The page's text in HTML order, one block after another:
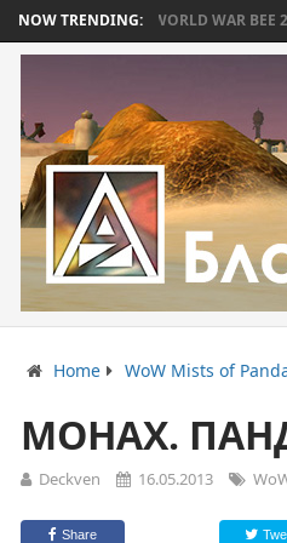
NOW TRENDING:
WORLD WAR BEE 2. ЧАСТЬ
Home WoW Mists of
МОНАХ.
Deckven 16.05.2013
Share